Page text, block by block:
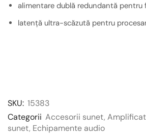
alimentare dublă redundantă pentru
latență ultra-scăzută pentru
SKU: 15383
Categorii Accesorii sunet,
sunet, Echipamente audio